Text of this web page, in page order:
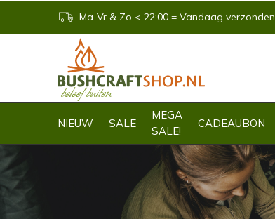
NIEUW SALE
MEGA
SALE!
CADEAUBON
Ma-Vr & Zo < 22:00 = Vandaag verzonden